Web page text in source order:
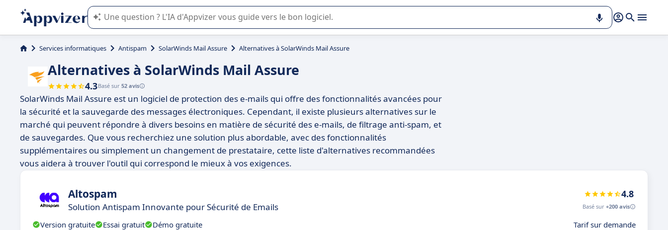
L'IA de Appvizer vous guide dans l'utilisation ou la sélection de logiciel SaaS en entreprise.
Services informatiques Antispam SolarWinds Mail Assure Alternatives à SolarWinds Mail Assure
Alternatives à SolarWinds Mail Assure
4.3Basé sur 52 avis
SolarWinds Mail Assure est un logiciel de protection des e-mails qui offre des fonctionnalités avancées pour
la sécurité et la sauvegarde des messages électroniques. Cependant, il existe plusieurs alternatives sur le
marché qui peuvent répondre à divers besoins en matière de sécurité des e-mails, de filtrage anti-spam, et
de sauvegardes. Que vous recherchiez une solution plus abordable, avec des fonctionnalités
supplémentaires ou simplement un changement de prestataire, cette liste d'alternatives recommandées
vous aidera à trouver l'outil qui correspond le mieux à vos exigences.
Altospam
Solution Antispam Innovante pour Sécurité de Emails
4.8
Basé sur +200 avis
Version gratuite Essai gratuit Démo gratuite Tarif sur demande